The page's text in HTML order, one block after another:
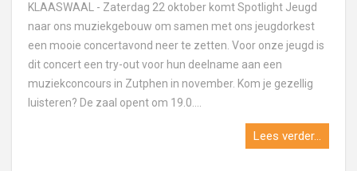
KLAASWAAL - Zaterdag 22 oktober komt Spotlight Jeugd
naar ons muziekgebouw om samen met ons jeugdorkest
een mooie concertavond neer te zetten. Voor onze jeugd is
dit concert een try-out voor hun deelname aan een
muziekconcours in Zutphen in november. Kom je gezellig
luisteren? De zaal opent om 19.0....
Lees verder...